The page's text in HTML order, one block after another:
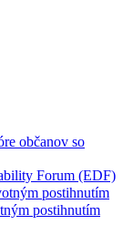
občanov so
Forum (EDF)
postihnutím
postihnutím